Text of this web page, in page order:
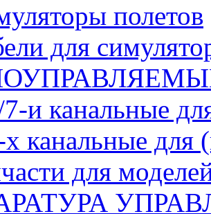
полетов
для
и канальные
канальные
для